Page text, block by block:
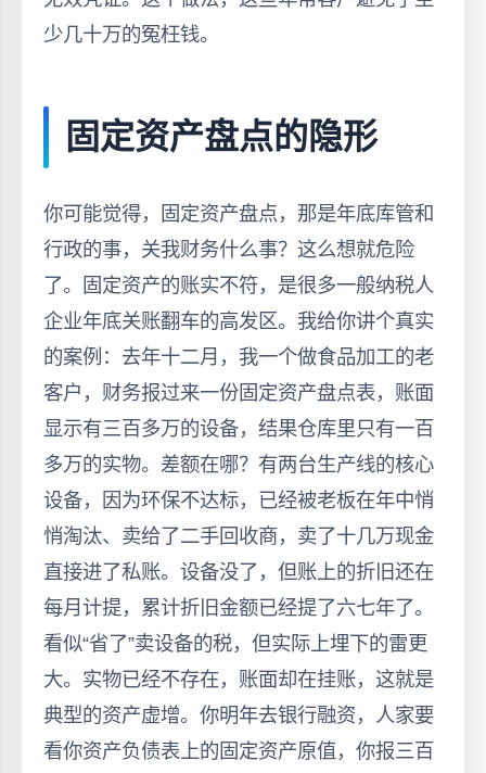
少几十万的冤枉钱。
固定资产盘点的隐形
你可能觉得，固定资产盘点，那是年底库管和
行政的事，关我财务什么事？这么想就危险
了。固定资产的账实不符，是很多一般纳税人
企业年底关账翻车的高发区。我给你讲个真实
的案例：去年十二月，我一个做食品加工的老
客户，财务报过来一份固定资产盘点表，账面
显示有三百多万的设备，结果仓库里只有一百
多万的实物。差额在哪？有两台生产线的核心
设备，因为环保不达标，已经被老板在年中悄
悄淘汰、卖给了二手回收商，卖了十几万现金
直接进了私账。设备没了，但账上的折旧还在
每月计提，累计折旧金额已经提了六七年了。
看似“省了”卖设备的税，但实际上埋下的雷更
大。实物已经不存在，账面却在挂账，这就是
典型的资产虚增。你明年去银行融资，人家要
看你资产负债表上的固定资产原值，你报三百